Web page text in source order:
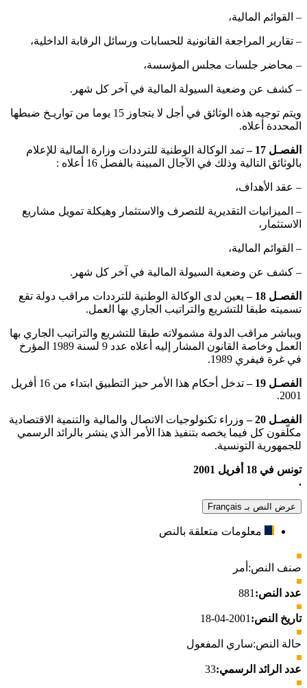
– القوائم المالية،
– تقارير المراجعة القانونية للحسابات ورسائل الرقابة الداخلية،
– محاضر جلسات مجلس المؤسسة،
– كشف عن وضعية السيولة المالية في آخر كل شهر.
ويتم توجيه هذه الوثائق في أجل لا يتجاوز 15 يوما من تواريـخ ضبطها
المحددة أعلاه.
الفصـل 17 –
تمد الوكالة الوطنية للترددات وزارة المالية للإعلام
بالوثائق التالية وذلك في الآجال المبينة بالفصل 16 أعلاه :
– عقد الأهداف،
– الميزانيات التقديرية للتصرف والاستثمار وهيكلة تمويل مشاريع
الاستثمار،
– القوائم المالية،
– كشف عن وضعية السيولة المالية في آخر كل شهر.
الفصـل 18 –
يعين لدى الوكالة الوطنية للترددات مراقب دولة تقع
تسميته طبقا للتشريع والتراتيب الجاري بها العمل.
ويباشر مراقب الدولة مشمولاته طبقا للتشريع والتراتيب الجاري بها
العمل وخاصة القانون المشار إليه أعلاه عدد 9 لسنة 1989 المؤرخ
في غرة فيفري 1989.
الفصـل 19 –
تدخل أحكام هذا الأمر حيز التطبيق ابتداء من 16 أفريل
2001.
الفصـل 20 –
وزراء تكنولوجيات الاتصال والمالية والتنمية الاقتصادية
مكلّفون كل فيما يخصه بتنفيذ هذا الأمر الذي ينشر بالرائد الرسمي
للجمهورية التونسية.
تونس في 18 أفريل 2001
.
عرض النص بـ Français
معلومات متعلقة بالنص
صنف النص: أمر
عدد النص: 881
تاريخ النص: 2001-04-18
حالة النص:ساري المفعول
عدد الرائد الرسمي:33